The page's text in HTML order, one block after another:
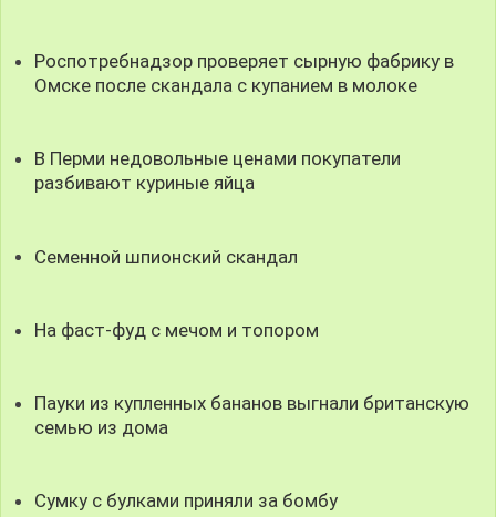
Роспотребнадзор проверяет сырную фабрику в
Омске после скандала с купанием в молоке
В Перми недовольные ценами покупатели
разбивают куриные яйца
Семенной шпионский скандал
На фаст-фуд с мечом и топором
Пауки из купленных бананов выгнали британскую
семью из дома
Сумку с булками приняли за бомбу